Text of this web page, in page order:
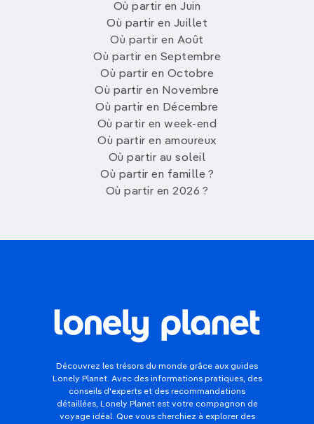
Où partir en Juin
Où partir en Juillet
Où partir en Août
Où partir en Septembre
Où partir en Octobre
Où partir en Novembre
Où partir en Décembre
Où partir en week-end
Où partir en amoureux
Où partir au soleil
Où partir en famille ?
Où partir en 2026 ?
Découvrez les trésors du monde grâce aux guides
Lonely Planet. Avec des informations pratiques, des
conseils d'experts et des recommandations
détaillées, Lonely Planet est votre compagnon de
voyage idéal. Que vous cherchiez à explorer des